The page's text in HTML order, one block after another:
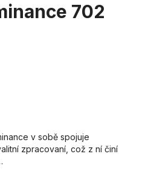
702
v sobě spojuje
zpracovaní, což z ní činí